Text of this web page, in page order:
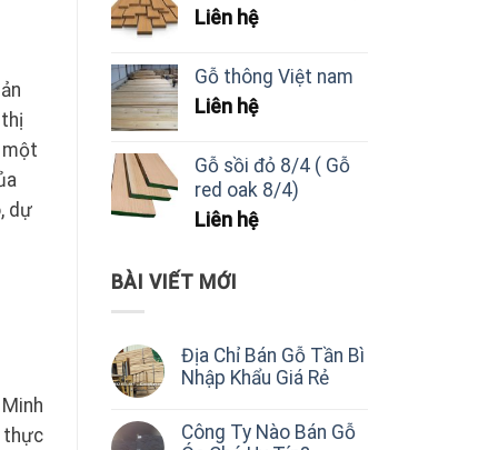
một
dự
thực
Liên hệ
Gỗ thông Việt nam
Liên hệ
Gỗ sồi đỏ 8/4 ( Gỗ
red oak 8/4)
Liên hệ
BÀI VIẾT MỚI
Địa Chỉ Bán Gỗ Tần Bì
Nhập Khẩu Giá Rẻ
Công Ty Nào Bán Gỗ